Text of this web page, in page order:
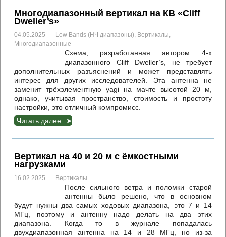
Многодиапазонный вертикал на КВ «Cliff
Dweller’s»
04.05.2025 Low Bands (НЧ диапазоны), Вертикалы,
Многодиапазонные
Схема, разработанная автором 4-х
диапазонного Cliff Dweller’s, не требует
дополнительных разъяснений и может представлять
интерес для других исследователей. Эта антенна не
заменит трёхэлементную yagi на мачте высотой 20 м,
однако, учитывая пространство, стоимость и простоту
настройки, это отличный компромисс.
Читать далее
Вертикал на 40 и 20 м с ёмкостными
нагрузками
16.02.2025 Вертикалы
После сильного ветра и поломки старой
антенны было решено, что в основном
будут нужны два самых ходовых диапазона, это 7 и 14
МГц, поэтому и антенну надо делать на два этих
диапазона. Когда то в журнале попадалась
двухдиапазонная антенна на 14 и 28 МГц, но из-за